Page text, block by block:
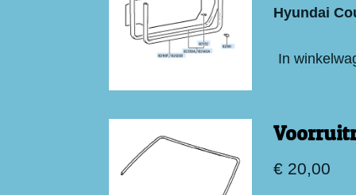
Hyundai
In
€ 20,00